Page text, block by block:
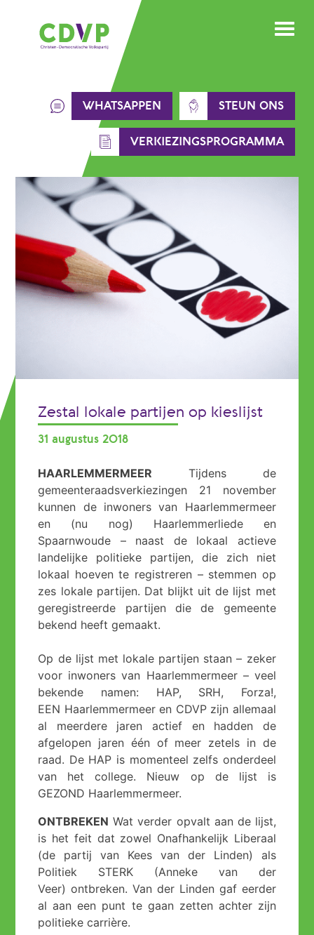
WHATSAPPEN STEUN ONS
VERKIEZINGSPROGRAMMA
Zestal lokale partijen op kieslijst
31 augustus 2018
HAARLEMMERMEER Tijdens de
gemeenteraadsverkiezingen 21 november
kunnen de inwoners van Haarlemmermeer
en (nu nog) Haarlemmerliede en
Spaarnwoude – naast de lokaal actieve
landelijke politieke partijen, die zich niet
lokaal hoeven te registreren – stemmen op
zes lokale partijen. Dat blijkt uit de lijst met
geregistreerde partijen die de gemeente
bekend heeft gemaakt.
Op de lijst met lokale partijen staan – zeker
voor inwoners van Haarlemmermeer – veel
bekende namen: HAP, SRH, Forza!,
EEN Haarlemmermeer en CDVP zijn allemaal
al meerdere jaren actief en hadden de
afgelopen jaren één of meer zetels in de
raad. De HAP is momenteel zelfs onderdeel
van het college. Nieuw op de lijst is
GEZOND Haarlemmermeer.
ONTBREKEN Wat verder opvalt aan de lijst,
is het feit dat zowel Onafhankelijk Liberaal
(de partij van Kees van der Linden) als
Politiek STERK (Anneke van der
Veer) ontbreken. Van der Linden gaf eerder
al aan een punt te gaan zetten achter zijn
politieke carrière.